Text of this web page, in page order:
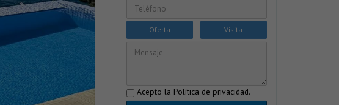
Oferta Visita
Acepto la Política de privacidad.